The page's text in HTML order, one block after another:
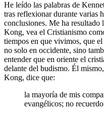
He leído las palabras de
tras reflexionar durante varias
conclusiones. Me ha
Kong, vea el Cristianismo
tiempos en que vivimos, que
no solo en occidente, sino
entender que en oriente el
delante del budismo. Él
Kong, dice que:
la mayoría de mis
evangélicos; no